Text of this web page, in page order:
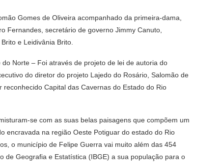
Gomes de Oliveira acompanhado da primeira-dama,
Fernandes, secretário de governo Jimmy Canuto,
e Leidivânia Brito.
Norte – Foi através de projeto de lei de autoria do
do diretor do projeto Lajedo do Rosário, Salomão de
Capital das Cavernas do Estado do Rio
se com as suas belas paisagens que compõem um
encravada na região Oeste Potiguar do estado do Rio
o município de Felipe Guerra vai muito além das 454
de Geografia e Estatística (IBGE) a sua população para o